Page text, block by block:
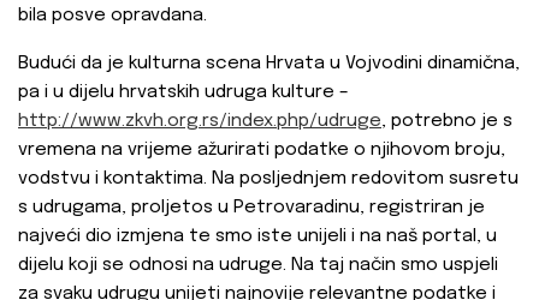
bila posve opravdana.
Budući da je kulturna scena Hrvata u Vojvodini dinamična,
pa i u dijelu hrvatskih udruga kulture –
http://www.zkvh.org.rs/index.php/udruge, potrebno je s
vremena na vrijeme ažurirati podatke o njihovom broju,
vodstvu i kontaktima. Na posljednjem redovitom susretu
s udrugama, proljetos u Petrovaradinu, registriran je
najveći dio izmjena te smo iste unijeli i na naš portal, u
dijelu koji se odnosi na udruge. Na taj način smo uspjeli
za svaku udrugu unijeti najnovije relevantne podatke i